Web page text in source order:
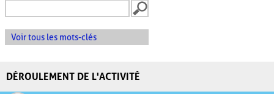
Voir tous les mots-clés
DÉROULEMENT DE L'ACTIVITÉ